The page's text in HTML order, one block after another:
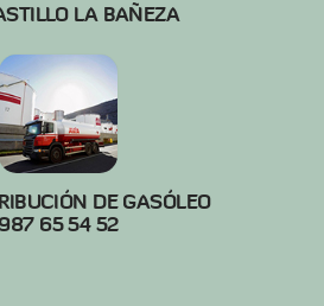
LA BAÑEZA
DE GASÓLEO
987 65 54 52